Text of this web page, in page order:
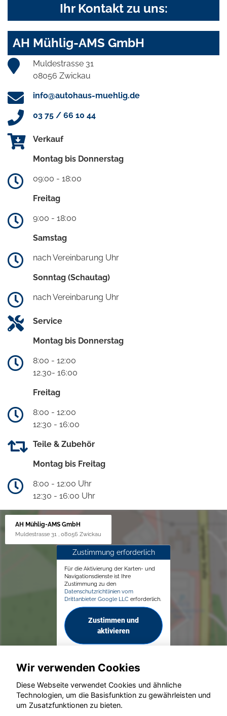
Ihr Kontakt zu uns:
AH Mühlig-AMS GmbH
Muldestrasse 31
08056 Zwickau
info@autohaus-muehlig.de
03 75 / 66 10 44
Verkauf
Montag bis Donnerstag
09:00 - 18:00
Freitag
9:00 - 18:00
Samstag
nach Vereinbarung Uhr
Sonntag (Schautag)
nach Vereinbarung Uhr
Service
Montag bis Donnerstag
8:00 - 12:00
12.30- 16:00
Freitag
8:00 - 12:00
12:30 - 16:00
Teile & Zubehör
Montag bis Freitag
8:00 - 12:00 Uhr
12:30 - 16:00 Uhr
AH Mühlig-AMS GmbH
Muldestrasse 31 , 08056 Zwickau
Zustimmung erforderlich
Für die Aktivierung der Karten- und
Navigationsdienste ist Ihre
Zustimmung zu den
Datenschutzrichtlinien vom
Drittanbieter Google LLC erforderlich.
Zustimmen und
aktivieren
© konjunkturmotor.de GmbH 2020 - 2026
Wir verwenden Cookies
Diese Webseite verwendet Cookies und ähnliche
Technologien, um die Basisfunktion zu gewährleisten und
um Zusatzfunktionen zu bieten.